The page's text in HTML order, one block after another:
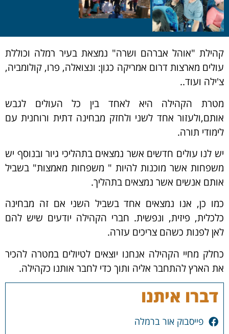
קהילת "אוהל אברהם ושרה" נמצאת בעיר רמלה וכוללת
עולים מארצות דרום אמריקה כגון: ונצואלה, פרו, קולומביה,
צ'ילה ועוד..
מטרת הקהילה היא לאחד בין כל העולים לגבש
אותם,ולעזור אחד לשני ולחזק מבחינה דתית ורוחנית עם
לימודי תורה.
יש לנו עולים חדשים אשר נמצאים בתהליכי גיור ובנוסף יש
משפחות אשר מוכנות להיות " משפחות מאמצות" בשביל
אותם אנשים אשר נמצאים בתהליך.
כמו כן, אנו נמצאים אחד בשביל השני אם זה מבחינה
כלכלית, פיזית, ונפשית. חברי הקהילה יודעים שיש להם
לאן לפנות כשהם צריכים עזרה.
כחלק מחיי הקהילה אנחנו יוצאים לטיולים במטרה להכיר
את הארץ להתחבר אליה ותוך כדי לחבר אותנו כקהילה.
דברו איתנו
פייסבוק אור ברמלה